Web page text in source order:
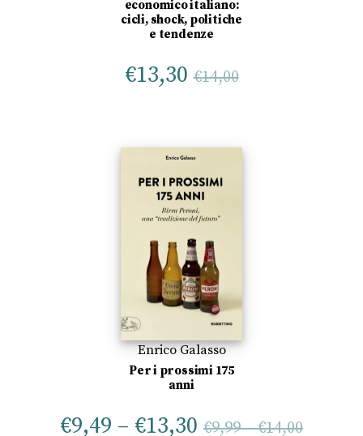
economico italiano:
cicli, shock, politiche
e tendenze
€13,30 €14,00
Enrico Galasso
Per i prossimi 175
anni
€9,49 – €13,30 €9,99–€14,00